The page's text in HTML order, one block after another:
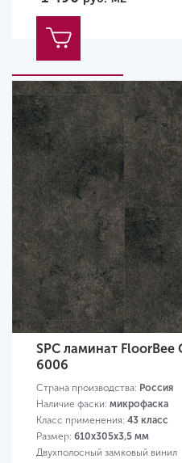
SPC ламинат
6006
Страна производства: Россия
Наличие фаски: микрофаска
Класс применения: 43 класс
Размер: 610х305х3,5 мм
Двухполосный замковый винил